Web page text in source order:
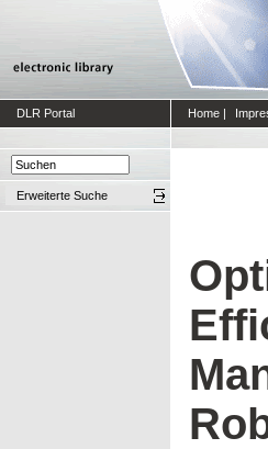
DLR Portal Home |
Erweiterte Suche